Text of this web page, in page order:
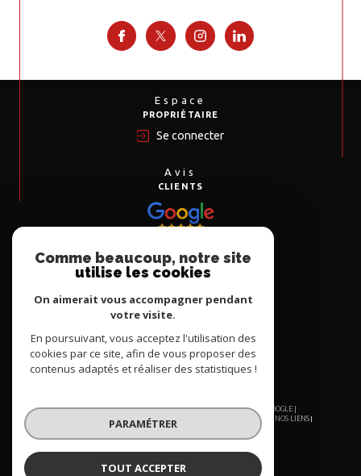
Espace
PROPRIÉTAIRE
Se connecter
Avis
CLIENTS
Nous
ADHÉRONS
© 2026 | TOUS DROITS RÉSERVÉS | TRADUCTION POWERED BY GOOGLE |
NOS HONORAIRES
PLAN DU SITE MENTIONS LÉGALES ADMIN
NOS LIENS
POLITIQUE RGPD
Comme beaucoup, notre site
utilise les cookies
On aimerait vous accompagner pendant
votre visite.
En poursuivant, vous acceptez l'utilisation des
cookies par ce site, afin de vous proposer des
contenus adaptés et réaliser des statistiques !
PARAMÉTRER
TOUT ACCEPTER